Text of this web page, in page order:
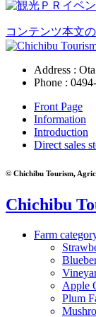
コンテンツ本文
Address :
Phone :
Front Page
Information
Introduction
Direct sales
© Chichibu Tourism,
Chichibu
Farm
Apple
Plum